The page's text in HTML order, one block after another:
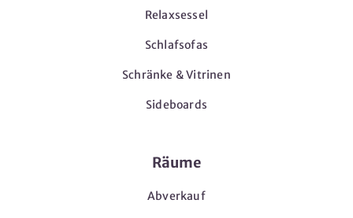
Relaxsessel
Schlafsofas
Schränke & Vitrinen
Sideboards
Räume
Abverkauf